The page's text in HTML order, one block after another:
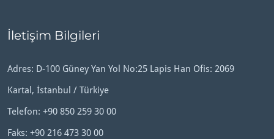
İletişim Bilgileri
Adres: D-100 Güney Yan Yol No:25 Lapis Han Ofis: 2069
Kartal, İstanbul / Türkiye
Telefon: +90 850 259 30 00
Faks: +90 216 473 30 00